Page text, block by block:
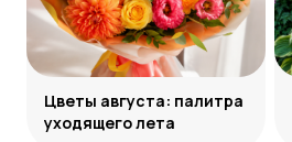
Цветы августа: палитра
уходящего лета